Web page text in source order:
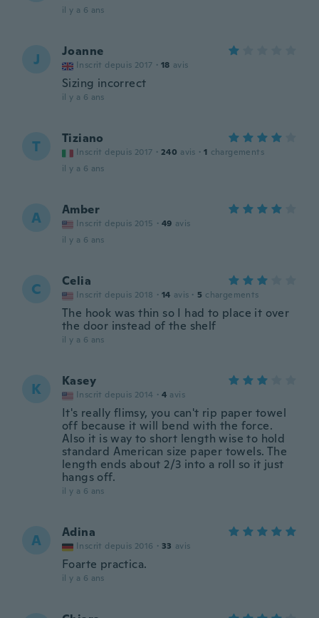
il y a 6 ans
J Joanne
Inscrit depuis 2017 · 18 avis
Sizing incorrect
il y a 6 ans
T Tiziano
Inscrit depuis 2017 · 240 avis · 1 chargements
il y a 6 ans
A Amber
Inscrit depuis 2015 · 49 avis
il y a 6 ans
C Celia
Inscrit depuis 2018 · 14 avis · 5 chargements
The hook was thin so I had to place it over
the door instead of the shelf
il y a 6 ans
K Kasey
Inscrit depuis 2014 · 4 avis
It's really flimsy, you can't rip paper towel
off because it will bend with the force.
Also it is way to short length wise to hold
standard American size paper towels. The
length ends about 2/3 into a roll so it just
hangs off.
il y a 6 ans
A Adina
Inscrit depuis 2016 · 33 avis
Foarte practica.
il y a 6 ans